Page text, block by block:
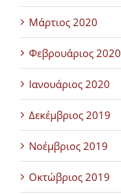
Μάρτιος 2020
Φεβρουάριος 2020
Ιανουάριος 2020
Δεκέμβριος 2019
Νοέμβριος 2019
Οκτώβριος 2019